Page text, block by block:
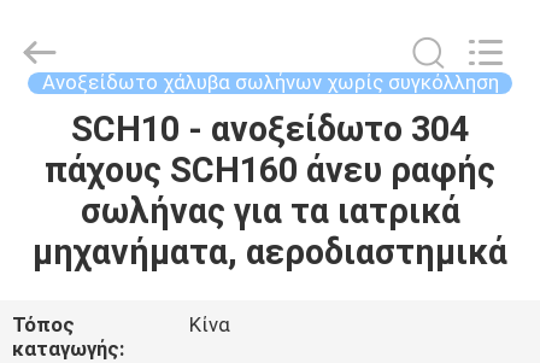
ΣΠΊΤΙ
ΠΡΟΪΌΝΤΑ
ΠΕΡΊΠΟΥ
ΕΜΕΊΣ
INDUSTRIAL
LIMITED.
Rights Ανοξείδωτο χάλυβα σωλήνων χωρίς συγκόλληση
SCH10 - ανοξείδωτο 304
πάχους SCH160 άνευ ραφής
σωλήνας για τα ιατρικά
μηχανήματα, αεροδιαστημικά
Τόπος
καταγωγής:
Κίνα